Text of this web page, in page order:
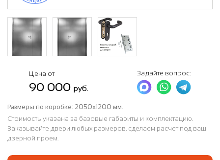
Цена от
90 000 руб.
Задайте вопрос:
Размеры по коробке: 2050х1200 мм.
Стоимость указана за базовые габариты и комплектацию.
Заказывайте двери любых размеров, сделаем расчет под ваш
дверной проем.